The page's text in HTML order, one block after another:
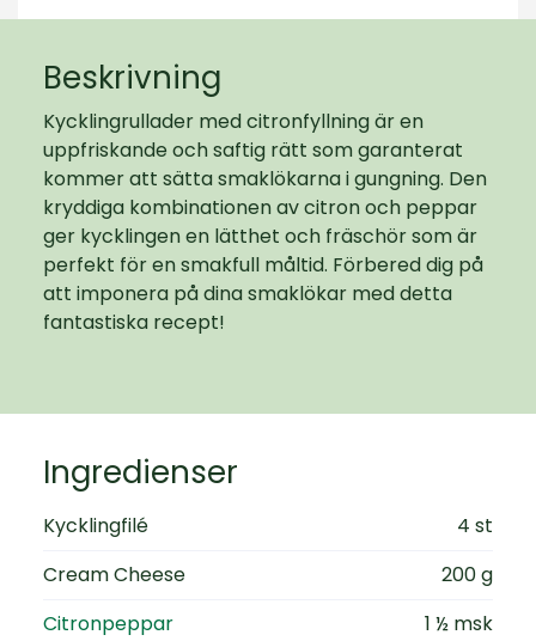
Beskrivning
Kycklingrullader med citronfyllning är en
uppfriskande och saftig rätt som garanterat
kommer att sätta smaklökarna i gungning. Den
kryddiga kombinationen av citron och peppar
ger kycklingen en lätthet och fräschör som är
perfekt för en smakfull måltid. Förbered dig på
att imponera på dina smaklökar med detta
fantastiska recept!
Ingredienser
Kycklingfilé
4 st
Cream Cheese
200 g
Citronpeppar
1 ½ msk